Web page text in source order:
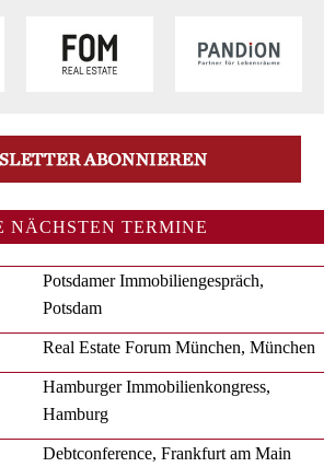
NÄCHSTEN TERMINE
Potsdamer Immobiliengespräch,
Potsdam
Real Estate Forum München, München
Hamburger Immobilienkongress,
Hamburg
Debtconference, Frankfurt am Main